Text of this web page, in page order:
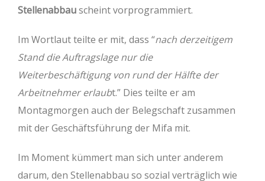
Stellenabbauscheint vorprogrammiert.
Im Wortlaut teilte er mit, dass “nach derzeitigem
Stand die Auftragslage nur die
Weiterbeschäftigung von rund der Hälfte der
Arbeitnehmer erlaubt.” Dies teilte er am
Montagmorgen auch der Belegschaft zusammen
mit der Geschäftsführung der Mifa mit.
Im Moment kümmert man sich unter anderem
darum, den Stellenabbau so sozial verträglich wie